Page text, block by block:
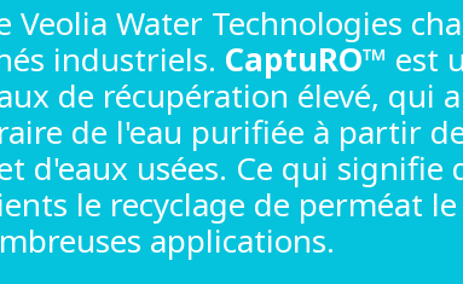
Water Technologies
industriels. CaptuRO™ est
de récupération élevé, qui
de l'eau purifiée à partir
d'eaux usées. Ce qui signifie
le recyclage de perméat
applications.